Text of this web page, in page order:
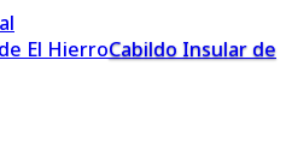
Cabildo Insular de